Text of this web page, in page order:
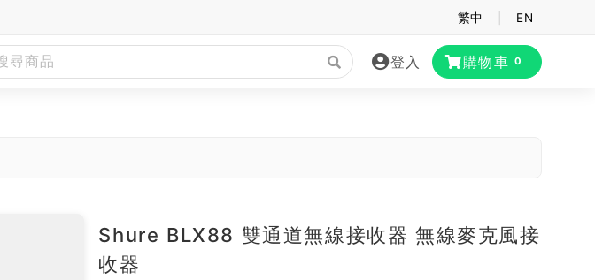
繁中 EN
登入 購物車 0
Shure BLX88 雙通道無線接收器 無線麥克風接
收器